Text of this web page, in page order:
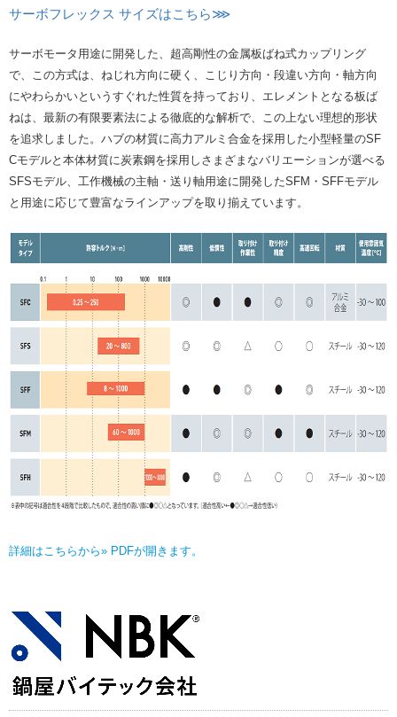
サーボフレックス サイズはこちら⋙
サーボモータ用途に開発した、超高剛性の金属板ばね式カップリング
で、この方式は、ねじれ方向に硬く、こじり方向・段違い方向・軸方向
にやわらかいというすぐれた性質を持っており、エレメントとなる板ば
ねは、最新の有限要素法による徹底的な解析で、この上ない理想的形状
を追求しました。ハブの材質に高力アルミ合金を採用した小型軽量のSF
Cモデルと本体材質に炭素鋼を採用しさまざまなバリエーションが選べる
SFSモデル、工作機械の主軸・送り軸用途に開発したSFM・SFFモデル
と用途に応じて豊富なラインアップを取り揃えています。
詳細はこちらから» PDFが開きます。